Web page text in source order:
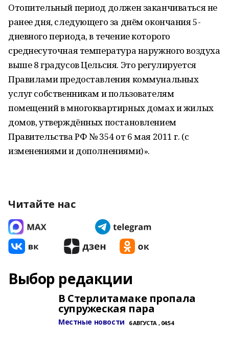
Отопительный период должен заканчиваться не
ранее дня, следующего за днём окончания 5-
дневного периода, в течение которого
среднесуточная температура наружного воздуха
выше 8 градусов Цельсия. Это регулируется
Правилами предоставления коммунальных
услуг собственникам и пользователям
помещений в многоквартирных домах и жилых
домов, утверждённых постановлением
Правительства РФ № 354 от 6 мая 2011 г. (с
изменениями и дополнениями)».
Читайте нас
Выбор редакции
В Стерлитамаке пропала
супружеская пара
Местные новости 6 АВГУСТА , 04:54